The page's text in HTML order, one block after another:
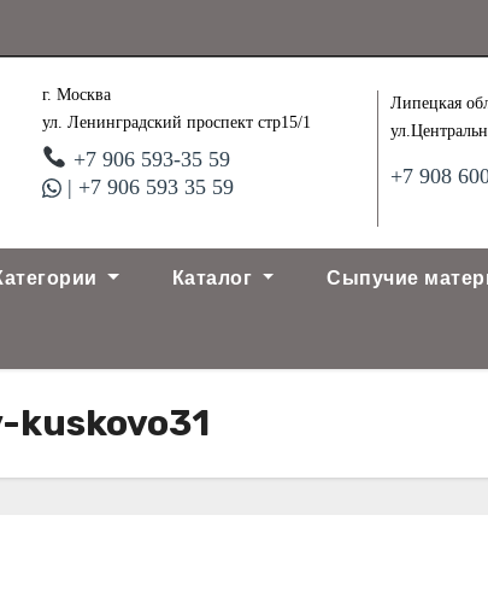
г. Москва
ул. Ленинградский проспект стр15/1
+7 906 593-35 59
| +7 906 593 35 59
Липецкая
+7 908
Каталог Сыпучие